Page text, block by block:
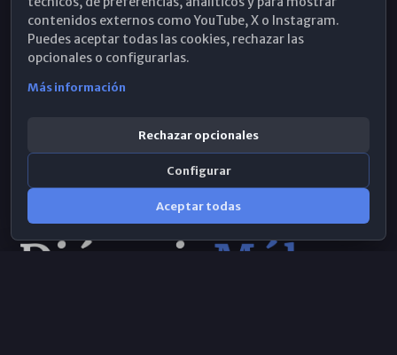
WhatsApp
contenidos externos como YouTube, X o Instagram.
Puedes aceptar todas las cookies, rechazar las
opcionales o configurarlas.
Más información
Rechazar opcionales
Configurar
Aceptar todas